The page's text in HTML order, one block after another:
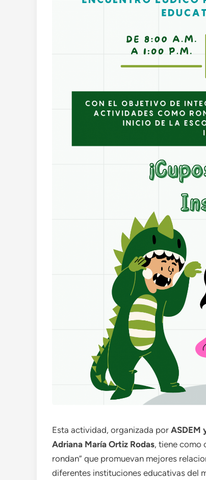
Esta actividad, organizada por ASDEM
Adriana María Ortiz Rodas, tiene como
rondan” que promuevan mejores
diferentes instituciones educativas del